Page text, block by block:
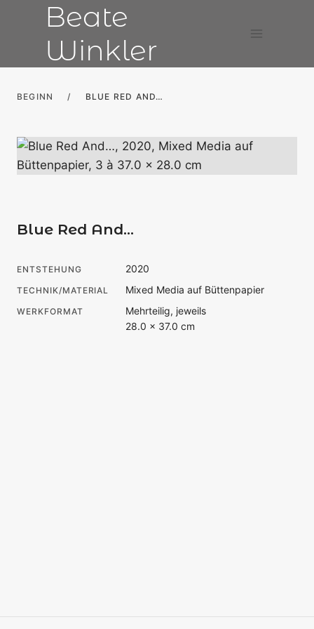
Beate
Winkler
BEGINN / BLUE RED AND…
Blue Red And…
ENTSTEHUNG 2020
TECHNIK/MATERIAL Mixed Media auf Büttenpapier
WERKFORMAT
Mehrteilig, jeweils
28.0 × 37.0 cm